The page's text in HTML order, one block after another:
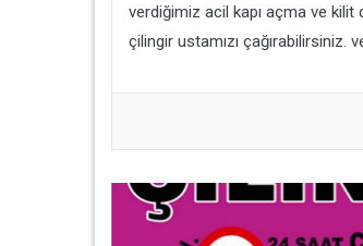
verdiğimiz acil kapı açma ve
çilingir ustamızı çağırabilirsiniz.